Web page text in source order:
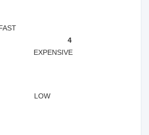
4
EXPENSIVE
LOW